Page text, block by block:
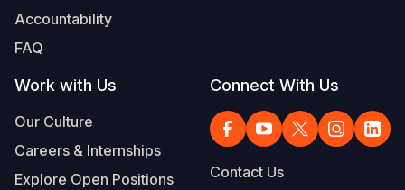
Accountability
FAQ
Work with Us
Our Culture
Careers & Internships
Explore Open Positions
Connect With Us
Contact Us